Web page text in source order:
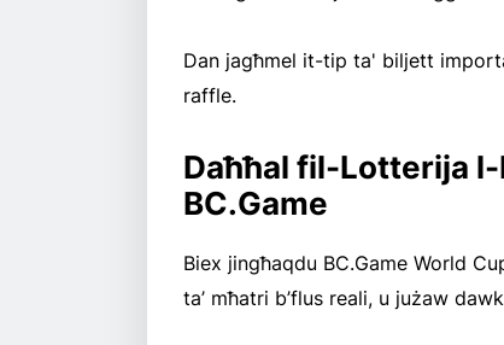
Dan jagħmel it-tip ta' biljett
raffle.
Daħħal fil-Lotterija
BC.Game
Biex jingħaqdu BC.Game World
ta’ mħatri b’flus reali, u jużaw